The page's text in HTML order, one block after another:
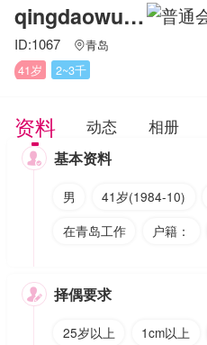
qingdaowuyue
ID:1067 青岛
41岁
2~3千
资料 动态 相册
 基本资料
男 41岁(1984-10)
在青岛工作
户籍：
 择偶要求
25岁以上 1cm以上